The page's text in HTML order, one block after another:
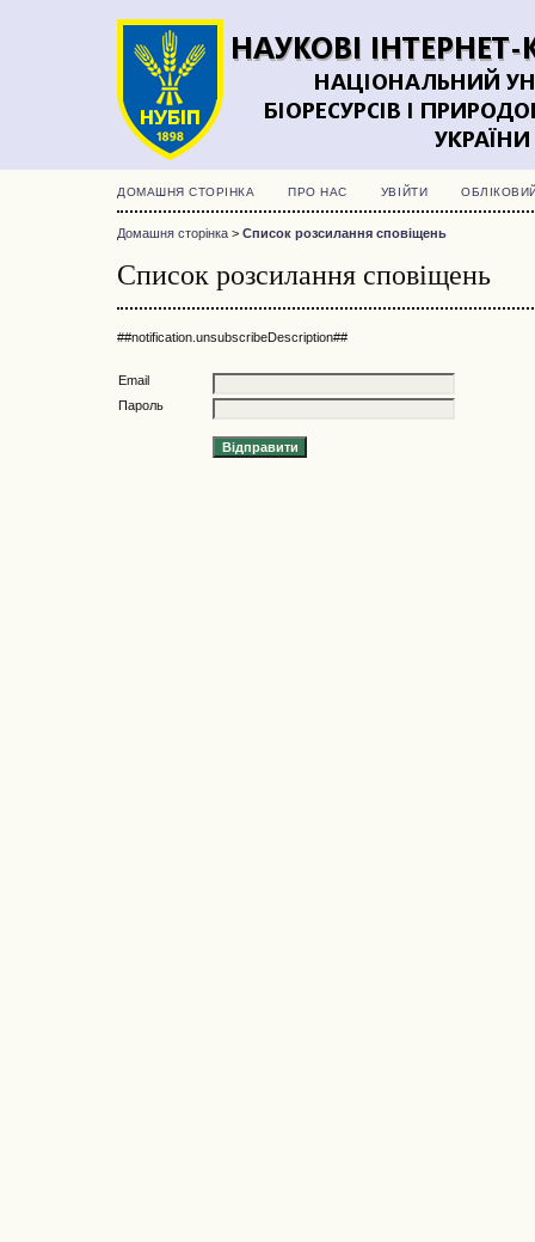
ДОМАШНЯ СТОРІНКА ПРО НАС УВІЙТИ
Домашня сторінка > Список розсилання сповіщень
Список розсилання сповіщень
##notification.unsubscribeDescription##
Email
Пароль